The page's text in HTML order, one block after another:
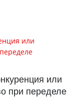
или
при переделе